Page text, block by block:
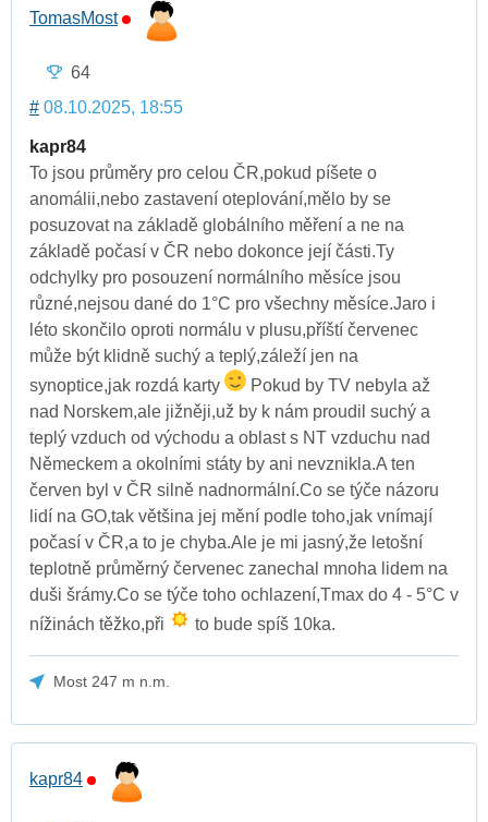
TomasMost
64
# 08.10.2025, 18:55
kapr84
To jsou průměry pro celou ČR,pokud píšete o
anomálii,nebo zastavení oteplování,mělo by se
posuzovat na základě globálního měření a ne na
základě počasí v ČR nebo dokonce její části.Ty
odchylky pro posouzení normálního měsíce jsou
různé,nejsou dané do 1°C pro všechny měsíce.Jaro i
léto skončilo oproti normálu v plusu,příští červenec
může být klidně suchý a teplý,záleží jen na
synoptice,jak rozdá karty
Pokud by TV nebyla až
nad Norskem,ale jižněji,už by k nám proudil suchý a
teplý vzduch od východu a oblast s NT vzduchu nad
Německem a okolními státy by ani nevznikla.A ten
červen byl v ČR silně nadnormální.Co se týče názoru
lidí na GO,tak většina jej mění podle toho,jak vnímají
počasí v ČR,a to je chyba.Ale je mi jasný,že letošní
teplotně průměrný červenec zanechal mnoha lidem na
duši šrámy.Co se týče toho ochlazení,Tmax do 4 - 5°C v
nížinách těžko,při
to bude spíš 10ka.
Most 247 m n.m.
kapr84